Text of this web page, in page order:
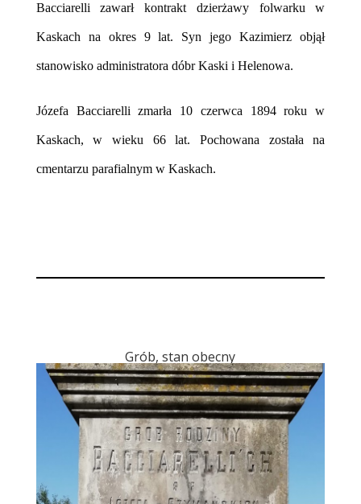
Bacciarelli zawarł kontrakt dzierżawy folwarku w
Kaskach na okres 9 lat. Syn jego Kazimierz objął
stanowisko administratora dóbr Kaski i Helenowa.
Józefa Bacciarelli zmarła 10 czerwca 1894 roku w
Kaskach, w wieku 66 lat. Pochowana została na
cmentarzu parafialnym w Kaskach.
Grób, stan obecny